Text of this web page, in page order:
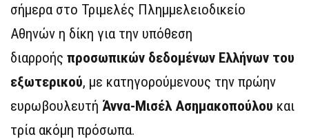
σήμερα στο Τριμελές Πλημμελειοδικείο
Αθηνών η δίκη για την υπόθεση
διαρροής προσωπικών δεδομένων Ελλήνων του
εξωτερικού, με κατηγορούμενους την πρώην
ευρωβουλευτή Άννα-Μισέλ Ασημακοπούλου και
τρία ακόμη πρόσωπα.